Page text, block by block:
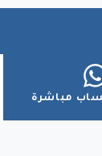
مباشرة